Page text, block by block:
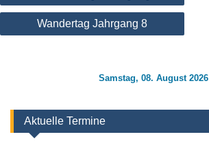
Wandertag Jahrgang 8
Samstag, 08. August 2026
Aktuelle Termine